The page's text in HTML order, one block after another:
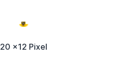
20 x12 Pixel